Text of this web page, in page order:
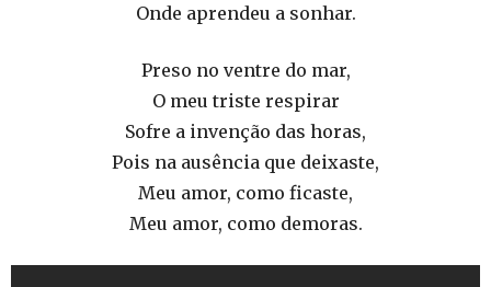
Onde aprendeu a sonhar.
Preso no ventre do mar,
O meu triste respirar
Sofre a invenção das horas,
Pois na ausência que deixaste,
Meu amor, como ficaste,
Meu amor, como demoras.